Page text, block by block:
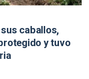
caballos,
y tuvo